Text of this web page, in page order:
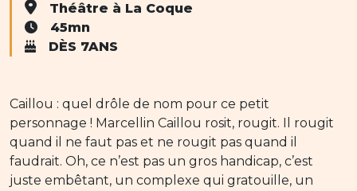
Théâtre à La Coque
45mn
DÈS 7ANS
Caillou : quel drôle de nom pour ce petit
personnage ! Marcellin Caillou rosit, rougit. Il rougit
quand il ne faut pas et ne rougit pas quand il
faudrait. Oh, ce n’est pas un gros handicap, c’est
juste embêtant, un complexe qui gratouille, un